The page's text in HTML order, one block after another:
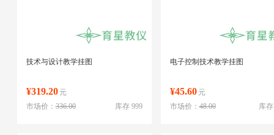
技术与设计教学挂图
¥319.20 元
库存 999
市场价：336.00
电子控制技术教学挂图
¥45.60 元
库
市场价：48.00